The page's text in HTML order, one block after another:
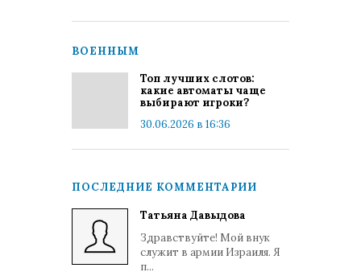
ВОЕННЫМ
Топ лучших слотов:
какие автоматы чаще
выбирают игроки?
30.06.2026 в 16:36
ПОСЛЕДНИЕ КОММЕНТАРИИ
Татьяна Давыдова
Здравствуйте! Мой внук
служит в армии Израиля. Я
п...